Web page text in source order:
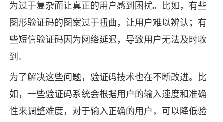
为过于复杂而让真正的用户感到困扰。比如，有些
图形验证码的图案过于扭曲，让用户难以辨认；有
些短信验证码因为网络延迟，导致用户无法及时收
到。
为了解决这些问题，验证码技术也在不断改进。比
如，一些验证码系统会根据用户的输入速度和准确
性来调整难度，对于输入正确的用户，可以降低验